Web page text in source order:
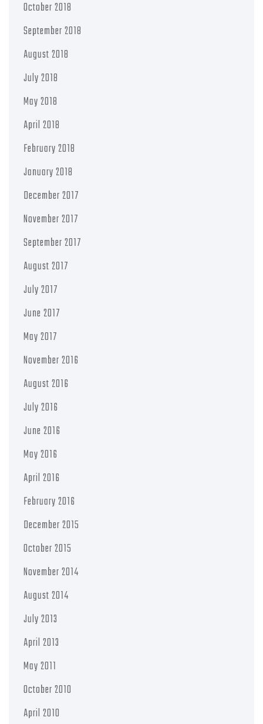
October 2018
September 2018
August 2018
July 2018
May 2018
April 2018
February 2018
January 2018
December 2017
November 2017
September 2017
August 2017
July 2017
June 2017
May 2017
November 2016
August 2016
July 2016
June 2016
May 2016
April 2016
February 2016
December 2015
October 2015
November 2014
August 2014
July 2013
April 2013
May 2011
October 2010
April 2010